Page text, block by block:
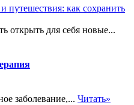
открыть для себя новые...
заболевание,... Читать»